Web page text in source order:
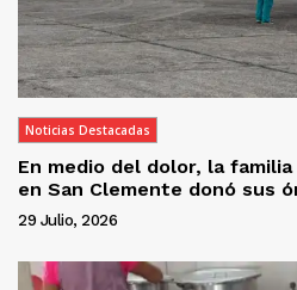
Noticias Destacadas
En medio del dolor, la
en San Clemente donó sus
29 Julio, 2026